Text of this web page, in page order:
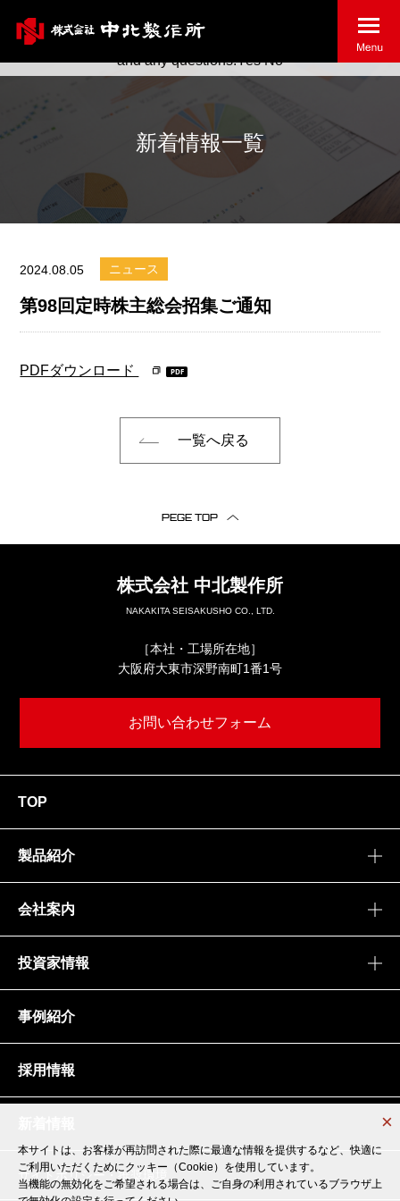
本サイトは、お客様が再訪問された際に最適な情報を提供するなど、快適に
ご利用いただくためにクッキー（Cookie）を使用しています。
当機能の無効化をご希望される場合は、ご自身の利用されているブラウザ上
新着情報一覧
2024.08.05 ニュース
第98回定時株主総会招集ご通知
PDFダウンロード
一覧へ戻る
本サイトは、お客様が再訪問された際に最適な情報を提供するなど、快適に
ご利用いただくためにクッキー（Cookie）を使用しています。
当機能の無効化をご希望される場合は、ご自身の利用されているブラウザ上
PEGE TOP
株式会社 中北製作所
NAKAKITA SEISAKUSHO CO., LTD.
［本社・工場所在地］
大阪府大東市深野南町1番1号
お問い合わせフォーム
TOP
製品紹介
会社案内
投資家情報
事例紹介
採用情報
サイトポリシー・推奨環境
May we use cookies to track your activities? We take your
privacy very seriously. Please see our privacy policy for details
and any questions.Yes No